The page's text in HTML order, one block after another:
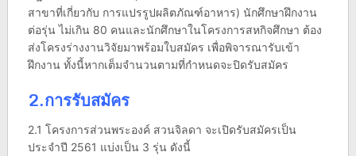
สาขาที่เกี่ยวกับ การแปรรูปผลิตภัณฑ์อาหาร) นักศึกษาฝึกงาน
ต่อรุ่น ไม่เกิน 80 คนและนักศึกษาในโครงการสหกิจศึกษา ต้อง
ส่งโครงร่างงานวิจัยมาพร้อมใบสมัคร เพื่อพิจารณารับเข้า
ฝึกงาน ทั้งนี้หากเต็มจำนวนตามที่กำหนดจะปิดรับสมัคร
2.การรับสมัคร
2.1 โครงการส่วนพระองค์ สวนจิลดา จะเปิดรับสมัครเป็น
ประจำปี 2561 แบ่งเป็น 3 รุ่น ดังนี้